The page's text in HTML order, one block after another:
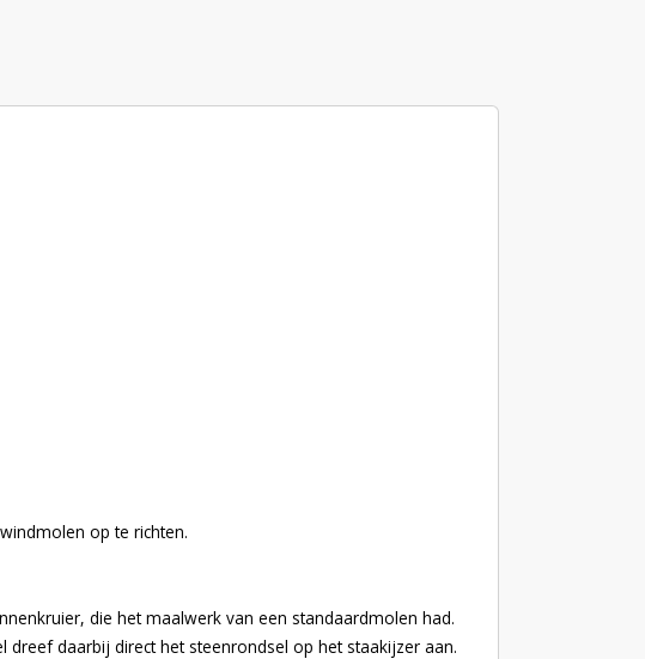
op te richten.
die het maalwerk van een standaardmolen had.
daarbij direct het steenrondsel op het staakijzer aan.